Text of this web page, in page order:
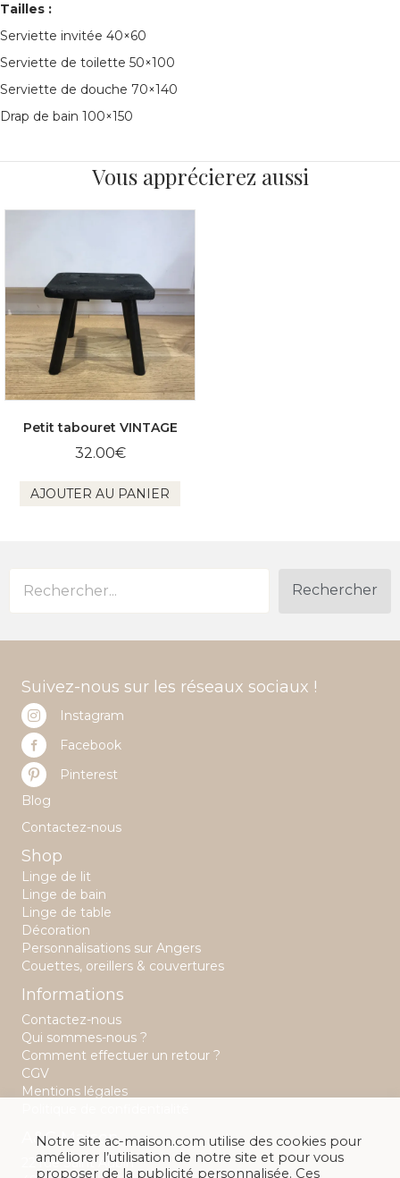
Tailles :
Serviette invitée 40×60
Serviette de toilette 50×100
Serviette de douche 70×140
Drap de bain 100×150
Vous apprécierez aussi
Petit tabouret VINTAGE
32.00€
AJOUTER AU PANIER
Rechercher
Suivez-nous sur les réseaux sociaux !
Instagram
Facebook
Pinterest
Blog
Contactez-nous
Shop
Linge de lit
Linge de bain
Linge de table
Décoration
Personnalisations sur Angers
Couettes, oreillers & couvertures
Informations
Contactez-nous
Qui sommes-nous ?
Comment effectuer un retour ?
CGV
Mentions légales
A&C Maison
22 rue Saint Aubin
Notre site ac-maison.com utilise des cookies pour
améliorer l’utilisation de notre site et pour vous
proposer de la publicité personnalisée. Ces